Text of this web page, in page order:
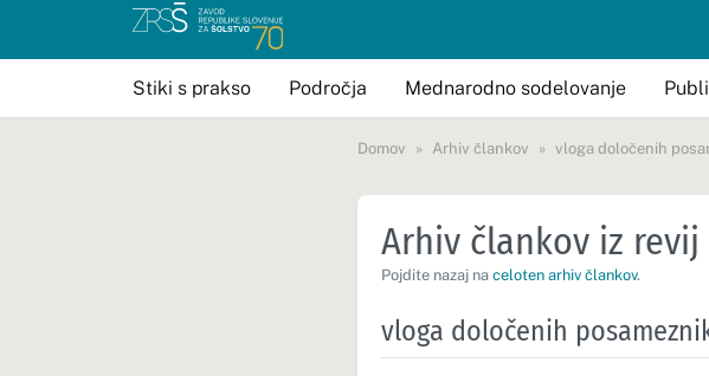
Stiki s prakso Področja Mednarodno sodelovanje
Domov Arhiv člankov vloga določenih
Arhiv člankov iz revij
Pojdite nazaj na celoten arhiv člankov.
vloga določenih